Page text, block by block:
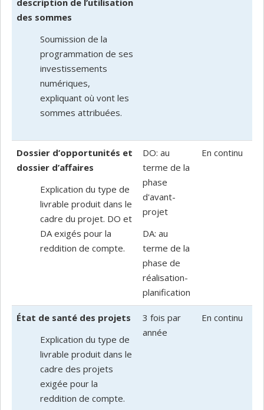
des sommes
Soumission de la
programmation de ses
investissements
numériques,
expliquant où vont les
sommes attribuées.
Dossier d’opportunités et
dossier d’affaires
Explication du type de
livrable produit dans le
cadre du projet. DO et
DA exigés pour la
reddition de compte.
DO: au
terme de la
phase
d'avant-
projet
DA: au
terme de la
phase de
réalisation-
planification
En continu
État de santé des projets
Explication du type de
livrable produit dans le
cadre des projets
exigée pour la
reddition de compte.
3 fois par
année
En continu